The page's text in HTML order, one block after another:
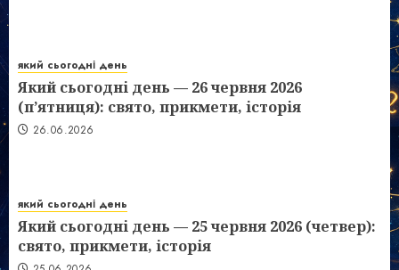
який сьогодні день
Який сьогодні день — 26 червня 2026
(п’ятниця): свято, прикмети, історія
26.06.2026
який сьогодні день
Який сьогодні день — 25 червня 2026 (четвер):
свято, прикмети, історія